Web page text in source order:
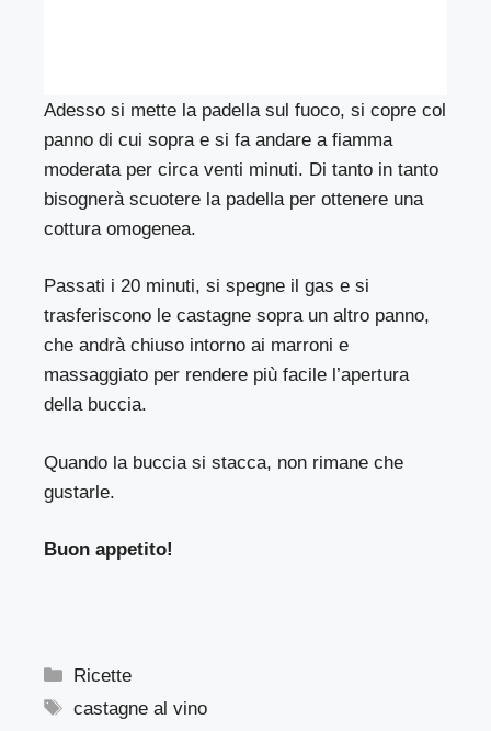
Adesso si mette la padella sul fuoco, si copre col
panno di cui sopra e si fa andare a fiamma
moderata per circa venti minuti. Di tanto in tanto
bisognerà scuotere la padella per ottenere una
cottura omogenea.
Passati i 20 minuti, si spegne il gas e si
trasferiscono le castagne sopra un altro panno,
che andrà chiuso intorno ai marroni e
massaggiato per rendere più facile l’apertura
della buccia.
Quando la buccia si stacca, non rimane che
gustarle.
Buon appetito!
Categorie
Ricette
Tag
castagne al vino